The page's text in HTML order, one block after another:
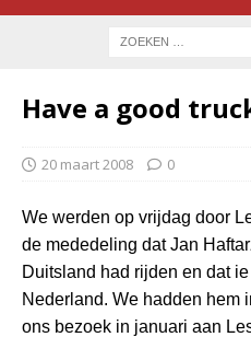
Have a good
20 maart 2008 0
We werden op vrijdag door
de mededeling dat Jan
Duitsland had rijden en dat
Nederland. We hadden hem
ons bezoek in januari aan